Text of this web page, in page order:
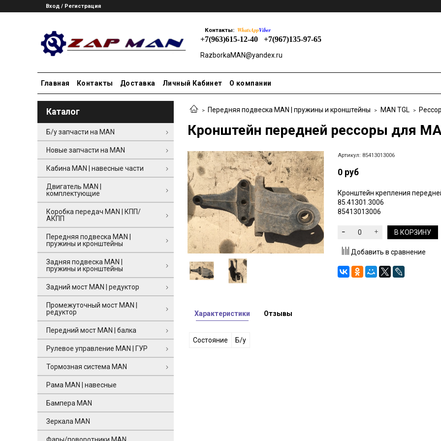
Вход / Регистрация
Контакты: WhatsAppViber
+7(963)615-12-40 +7(967)135-97-65
RazborkaMAN@yandex.ru
Главная Контакты Доставка Личный Кабинет О компании
Передняя подвеска MAN | пружины и кронштейны MAN TGL
Кронштейн передней рессоры для
Артикул: 85413013006
0 руб
Кронштейн крепления
85.41301.3006
85413013006
В КОРЗИНУ
Добавить в сравнение
Характеристики
Состояние Б/у
Отзывы
Каталог
Б/у запчасти на MAN
Новые запчасти на MAN
Кабина MAN | навесные части
Двигатель MAN |
комплектующие
Коробка передач MAN | КПП/
АКПП
Передняя подвеска MAN |
пружины и кронштейны
Задняя подвеска MAN |
пружины и кронштейны
Задний мост MAN | редуктор
Промежуточный мост MAN |
редуктор
Передний мост MAN | балка
Рулевое управление MAN | ГУР
Тормозная система MAN
Рама MAN | навесные
Бампера MAN
Зеркала MAN
Фары/поворотники MAN